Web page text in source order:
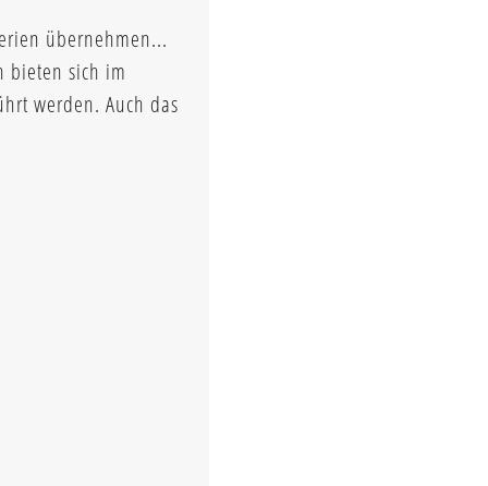
übernehmen...
bieten sich im
werden. Auch das